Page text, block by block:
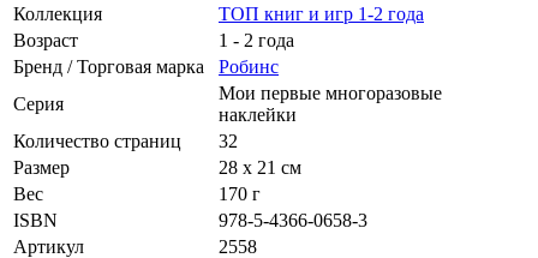
Коллекция
ТОП книг и игр 1-2 года
Возраст
1 - 2 года
Бренд / Торговая марка
Робинс
Серия
Мои первые многоразовые
наклейки
Количество страниц
32
Размер
28 х 21 см
Вес
170 г
ISBN
978-5-4366-0658-3
Артикул
2558